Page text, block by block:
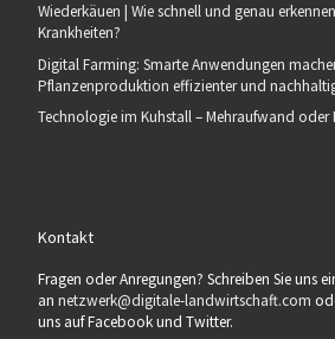
Wiederkäuen | Wie schnell und genau
Krankheiten?
Digital Farming: Smarte Anwendungen
Pflanzenproduktion effizienter und
Technologie im Kuhstall – Mehraufwand oder
Kontakt
Fragen oder Anregungen? Schreiben Sie uns
an netzwerk@digitale-landwirtschaft.com
uns auf Facebook und Twitter.